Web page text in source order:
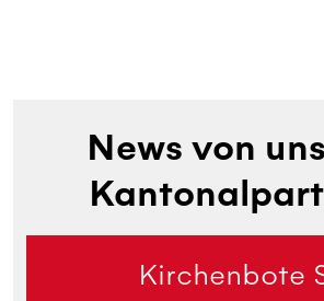
News von
Kirchenbote